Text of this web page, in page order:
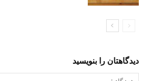
دیدگاهتان را بنویسید